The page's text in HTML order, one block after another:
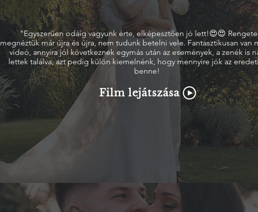
"Egyszerűen odáig vagyunk érte, elképesztően jó lett!😍😍
megnéztük már újra és újra, nem tudunk betelni vele. Fantasztikusan van
videó, annyira jól következnek egymás után az események, a zenék is
lettek találva, azt pedig külön kiemelnénk, hogy mennyire jók az
benne!
Film lejátszása